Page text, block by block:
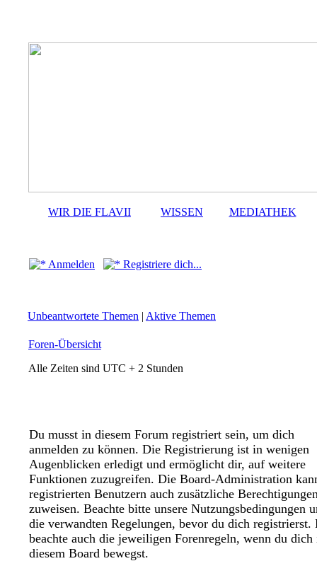
WIR DIE FLAVII WISSEN MEDIATHEK
Anmelden Registriere dich...
Unbeantwortete Themen | Aktive Themen
Foren-Übersicht
Alle Zeiten sind UTC + 2 Stunden
Du musst in diesem Forum registriert sein, um dich
anmelden zu können. Die Registrierung ist in wenigen
Augenblicken erledigt und ermöglicht dir, auf weitere
Funktionen zuzugreifen. Die Board-Administration
registrierten Benutzern auch zusätzliche
zuweisen. Beachte bitte unsere Nutzungsbedingungen
die verwandten Regelungen, bevor du dich registrierst.
beachte auch die jeweiligen Forenregeln, wenn du dich
diesem Board bewegst.